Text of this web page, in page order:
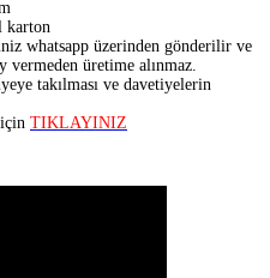
karton
whatsapp üzerinden gönderilir ve
üretime alınmaz.
takılması ve davetiyelerin
TIKLAYINIZ